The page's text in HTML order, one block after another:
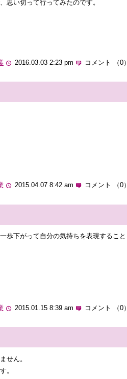
思い切って行ってみたのです。
2016.03.03 2:23 pm コメント （0）
2015.04.07 8:42 am コメント （0）
歩下がって自分の気持ちを表現すること
2015.01.15 8:39 am コメント （0）
せん。
。